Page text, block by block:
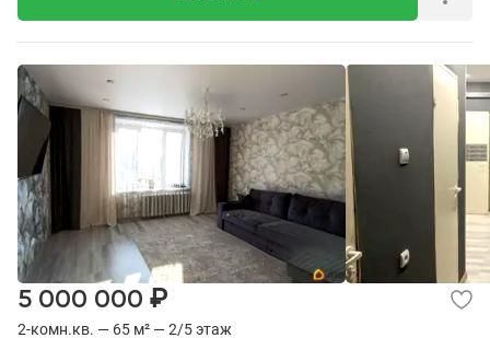
2-комн.кв. — 65 м² — 2/5 этаж
5 000 000 ₽